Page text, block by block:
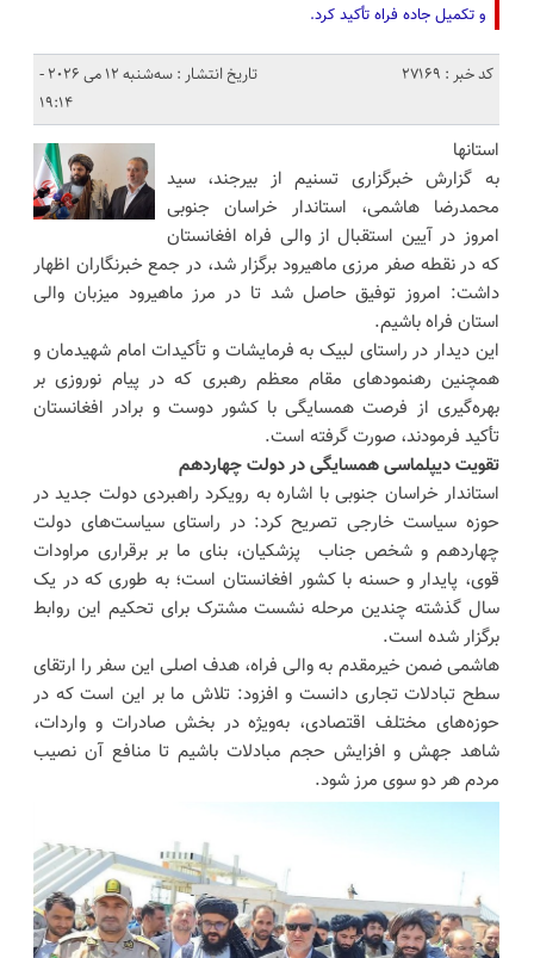
و تکمیل جاده فراه تأکید کرد.
کد خبر : 27169
تاریخ انتشار : سه‌شنبه 12 می 2026 -
19:14
استانها
به گزارش خبرگزاری تسنیم از بیرجند، سید
محمدرضا هاشمی، استاندار خراسان جنوبی
امروز در آیین استقبال از والی فراه افغانستان
که در نقطه صفر مرزی ماهیرود برگزار شد، در جمع خبرنگاران اظهار
داشت: امروز توفیق حاصل شد تا در مرز ماهیرود میزبان والی
استان فراه باشیم.
این دیدار در راستای لبیک به فرمایشات و تأکیدات امام شهیدمان و
همچنین رهنمودهای مقام معظم رهبری که در پیام نوروزی بر
بهره‌گیری از فرصت همسایگی با کشور دوست و برادر افغانستان
تأکید فرمودند، صورت گرفته است.
تقویت دیپلماسی همسایگی در دولت چهاردهم
استاندار خراسان جنوبی با اشاره به رویکرد راهبردی دولت جدید در
حوزه سیاست خارجی تصریح کرد: در راستای سیاست‌های دولت
چهاردهم و شخص جناب پزشکیان، بنای ما بر برقراری مراودات
قوی، پایدار و حسنه با کشور افغانستان است؛ به طوری که در یک
سال گذشته چندین مرحله نشست مشترک برای تحکیم این روابط
برگزار شده است.
هاشمی ضمن خیرمقدم به والی فراه، هدف اصلی این سفر را ارتقای
سطح تبادلات تجاری دانست و افزود: تلاش ما بر این است که در
حوزه‌های مختلف اقتصادی، به‌ویژه در بخش صادرات و واردات،
شاهد جهش و افزایش حجم مبادلات باشیم تا منافع آن نصیب
مردم هر دو سوی مرز شود.